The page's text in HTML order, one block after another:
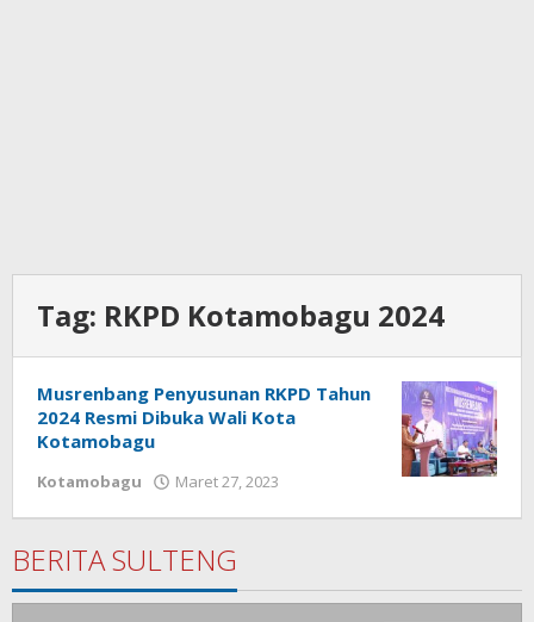
Tag: RKPD Kotamobagu 2024
Musrenbang Penyusunan RKPD Tahun
2024 Resmi Dibuka Wali Kota
Kotamobagu
Kotamobagu Maret 27, 2023
BERITA SULTENG